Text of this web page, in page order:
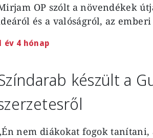
OP szólt a növendékek
és a valóságról, az
év 4 hónap
készült a
nem diákokat fogok tanítani,